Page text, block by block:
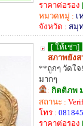
ราคาต่อรอง
หมวดหมู่ : เ
จังหวัด : สมุ
[ ให้เช่า]
สภาพยังส
**ถูกๆ วัดใจ
มากๆ
: กิตติภพ
สถานะ :
โทร :
ราคาต่อรอง